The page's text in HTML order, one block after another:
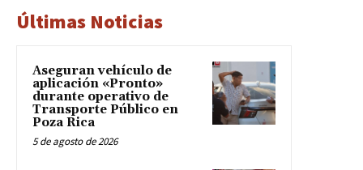
Últimas Noticias
Aseguran vehículo de
aplicación «Pronto»
durante operativo de
Transporte Público en
Poza Rica
5 de agosto de 2026